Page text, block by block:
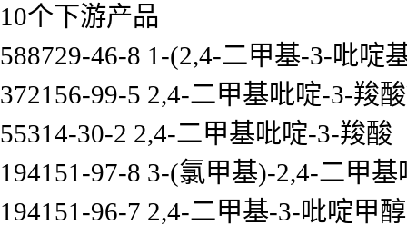
10个下游产品
588729-46-8 1-(2,4-二甲基-3-吡啶
372156-99-5 2,4-二甲基吡啶-3-羧
55314-30-2 2,4-二甲基吡啶-3-羧酸
194151-97-8 3-(氯甲基)-2,4-二甲基
194151-96-7 2,4-二甲基-3-吡啶甲醇